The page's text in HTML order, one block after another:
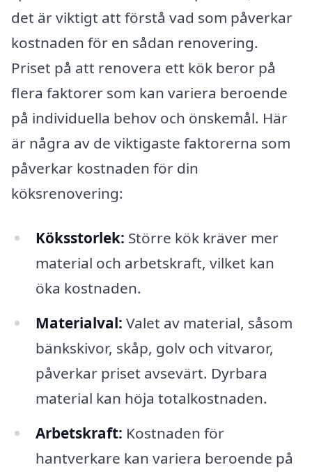
det är viktigt att förstå vad som påverkar
kostnaden för en sådan renovering.
Priset på att renovera ett kök beror på
flera faktorer som kan variera beroende
på individuella behov och önskemål. Här
är några av de viktigaste faktorerna som
påverkar kostnaden för din
köksrenovering:
Köksstorlek: Större kök kräver mer
material och arbetskraft, vilket kan
öka kostnaden.
Materialval: Valet av material, såsom
bänkskivor, skåp, golv och vitvaror,
påverkar priset avsevärt. Dyrbara
material kan höja totalkostnaden.
Arbetskraft: Kostnaden för
hantverkare kan variera beroende på